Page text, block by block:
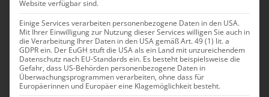
Bundestag
Die Meldungen über wirtschaftliche
Schwierigkeiten bis hin zur Insolvenz von
Unternehmen in der professionellen
Website verfügbar sind.
Einige Services verarbeiten personenbezogene Daten in den USA.
Mit Ihrer Einwilligung zur Nutzung dieser Services willigen Sie auch in
die Verarbeitung Ihrer Daten in den USA gemäß Art. 49 (1) lit. a
GDPR ein. Der EuGH stuft die USA als ein Land mit unzureichendem
Datenschutz nach EU-Standards ein. Es besteht beispielsweise die
Gefahr, dass US-Behörden personenbezogene Daten in
Überwachungsprogrammen verarbeiten, ohne dass für
Europäerinnen und Europäer eine Klagemöglichkeit besteht.